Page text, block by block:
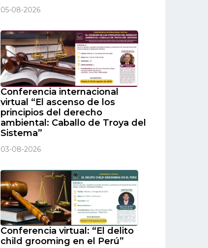
05-08-2026
Conferencia internacional
virtual “El ascenso de los
principios del derecho
ambiental: Caballo de Troya del
Sistema”
03-08-2026
Conferencia virtual: “El delito
child grooming en el Perú”